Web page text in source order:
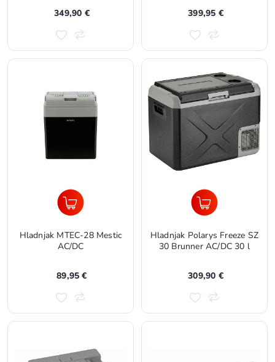
349,90 € 399,95 €
Hladnjak MTEC-28 Mestic
AC/DC
89,95 €
Hladnjak Polarys Freeze SZ
30 Brunner AC/DC 30 l
309,90 €